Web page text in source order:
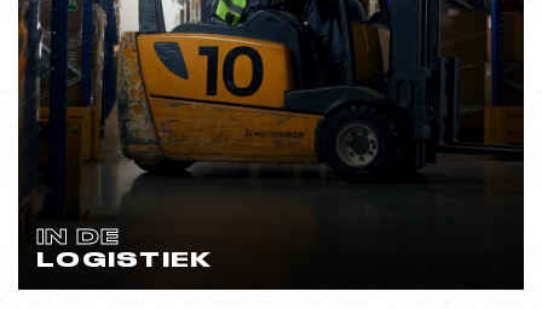
IN DE
LOGISTIEK